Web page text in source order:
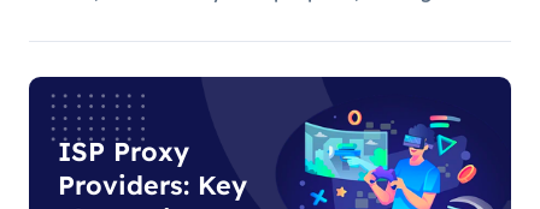
residential agents play an important role in
ISP Proxy
Providers: Key